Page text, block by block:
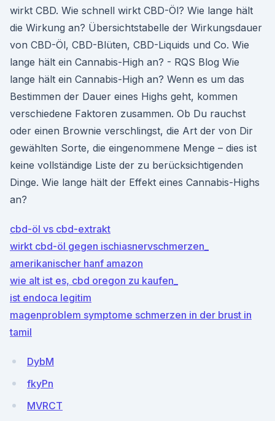
wirkt CBD. Wie schnell wirkt CBD-Öl? Wie lange hält
die Wirkung an? Übersichtstabelle der Wirkungsdauer
von CBD-Öl, CBD-Blüten, CBD-Liquids und Co. Wie
lange hält ein Cannabis-High an? - RQS Blog Wie
lange hält ein Cannabis-High an? Wenn es um das
Bestimmen der Dauer eines Highs geht, kommen
verschiedene Faktoren zusammen. Ob Du rauchst
oder einen Brownie verschlingst, die Art der von Dir
gewählten Sorte, die eingenommene Menge – dies ist
keine vollständige Liste der zu berücksichtigenden
Dinge. Wie lange hält der Effekt eines Cannabis-Highs
an?
cbd-öl vs cbd-extrakt
wirkt cbd-öl gegen ischiasnervschmerzen_
amerikanischer hanf amazon
wie alt ist es, cbd oregon zu kaufen_
ist endoca legitim
magenproblem symptome schmerzen in der brust in
tamil
DybM
fkyPn
MVRCT